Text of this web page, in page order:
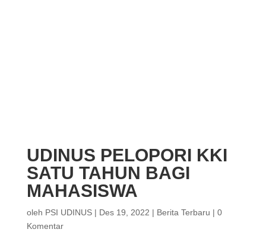
UDINUS PELOPORI KKI
SATU TAHUN BAGI
MAHASISWA
oleh PSI UDINUS| Des 19, 2022 | Berita Terbaru | 0
Komentar